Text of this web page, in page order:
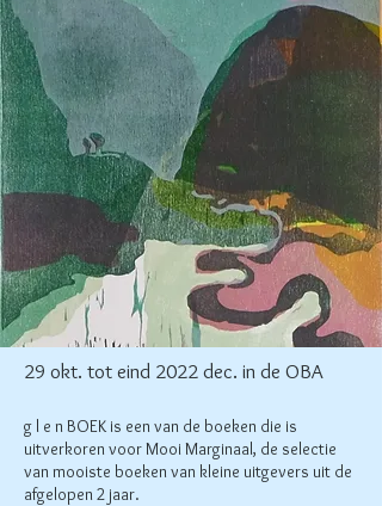
29 okt. tot eind 2022 dec. in de OBA
g l e n BOEK is een van de boeken die is
uitverkoren voor Mooi Marginaal, de selectie
van mooiste boeken van kleine uitgevers uit de
afgelopen 2 jaar.